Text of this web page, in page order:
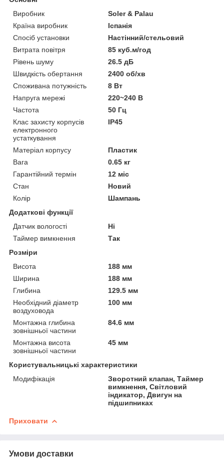
Виробник
Soler & Palau
Країна виробник
Іспанія
Спосіб установки
Настінний/стельовий
Витрата повітря
85 куб.м/год
Рівень шуму
26.5 дБ
Швидкість обертання
2400 об/хв
Споживана потужність
8 Вт
Напруга мережі
220~240 В
Частота
50 Гц
Клас захисту корпусів
електронного
устаткування
IP45
Матеріал корпусу
Пластик
Вага
0.65 кг
Гарантійний термін
12 міс
Стан
Новий
Колір
Шампань
Додаткові функції
Датчик вологості
Ні
Таймер вимкнення
Так
Розміри
Висота
188 мм
Ширина
188 мм
Глибина
129.5 мм
Необхідний діаметр
воздуховода
100 мм
Монтажна глибина
зовнішньої частини
84.6 мм
Монтажна висота
зовнішньої частини
45 мм
Користувальницькі характеристики
Модифікація
Зворотний клапан, Таймер
вимкнення, Світловий
індикатор, Двигун на
підшипниках
Приховати
Умови доставки